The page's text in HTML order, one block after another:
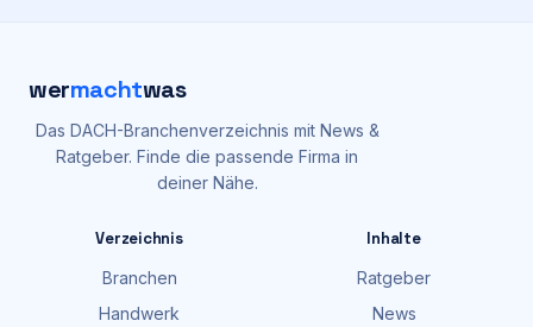
wermachtwas
Das DACH-Branchenverzeichnis mit News &
Ratgeber. Finde die passende Firma in
deiner Nähe.
Verzeichnis
Branchen
Handwerk
Inhalte
Ratgeber
News